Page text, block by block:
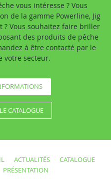
vous intéresse ? Vous
de la gamme Powerline, Jig
? Vous souhaitez faire briller
des produits de pêche
à être contacté par le
votre secteur.
CATALOGUE
ACTUALITÉS
CATALOGUE
PRÉSENTATION